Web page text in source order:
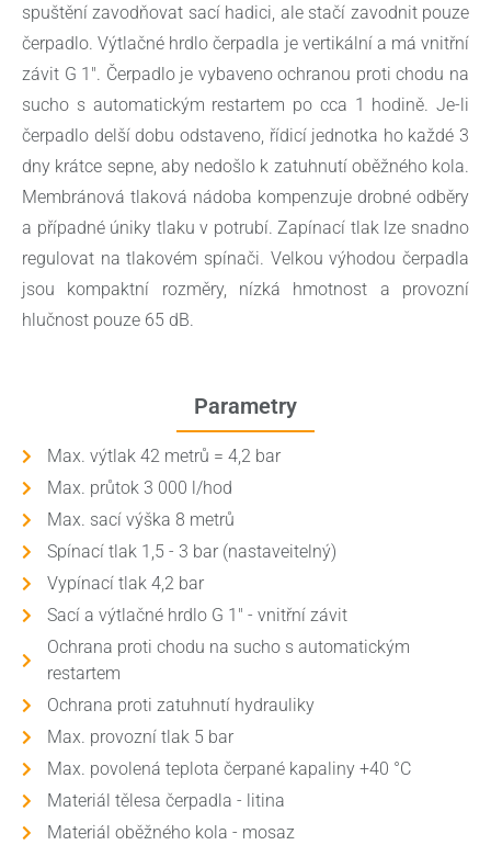
spuštění zavodňovat sací hadici, ale stačí zavodnit pouze
čerpadlo. Výtlačné hrdlo čerpadla je vertikální a má vnitřní
závit G 1″. Čerpadlo je vybaveno ochranou proti chodu na
sucho s automatickým restartem po cca 1 hodině. Je-li
čerpadlo delší dobu odstaveno, řídicí jednotka ho každé 3
dny krátce sepne, aby nedošlo k zatuhnutí oběžného kola.
Membránová tlaková nádoba kompenzuje drobné odběry
a případné úniky tlaku v potrubí. Zapínací tlak lze snadno
regulovat na tlakovém spínači. Velkou výhodou čerpadla
jsou kompaktní rozměry, nízká hmotnost a provozní
hlučnost pouze 65 dB.
Parametry
Max. výtlak 42 metrů = 4,2 bar
Max. průtok 3 000 l/hod
Max. sací výška 8 metrů
Spínací tlak 1,5 - 3 bar (nastaveitelný)
Vypínací tlak 4,2 bar
Sací a výtlačné hrdlo G 1" - vnitřní závit
Ochrana proti chodu na sucho s automatickým
restartem
Ochrana proti zatuhnutí hydrauliky
Max. provozní tlak 5 bar
Max. povolená teplota čerpané kapaliny +40 °C
Materiál tělesa čerpadla - litina
Materiál oběžného kola - mosaz